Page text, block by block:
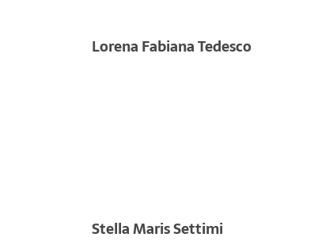
Lorena Fabiana Tedesco
Stella Maris Settimi